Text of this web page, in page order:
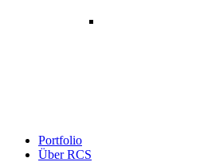
Portfolio
Über RCS